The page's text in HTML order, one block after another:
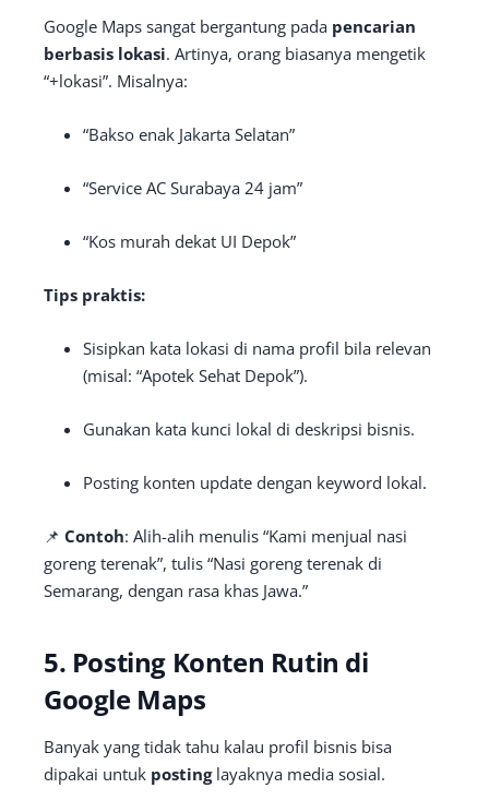
Google Maps sangat bergantung pada pencarian
berbasis lokasi. Artinya, orang biasanya mengetik
“+lokasi”. Misalnya:
“Bakso enak Jakarta Selatan”
“Service AC Surabaya 24 jam”
“Kos murah dekat UI Depok”
Tips praktis:
Sisipkan kata lokasi di nama profil bila relevan
(misal: “Apotek Sehat Depok”).
Gunakan kata kunci lokal di deskripsi bisnis.
Posting konten update dengan keyword lokal.
📌 Contoh: Alih-alih menulis “Kami menjual nasi
goreng terenak”, tulis “Nasi goreng terenak di
Semarang, dengan rasa khas Jawa.”
5. Posting Konten Rutin di
Google Maps
Banyak yang tidak tahu kalau profil bisnis bisa
dipakai untuk postinglayaknya media sosial.